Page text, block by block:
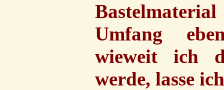
Umfang
wieweit ich
werde, lasse